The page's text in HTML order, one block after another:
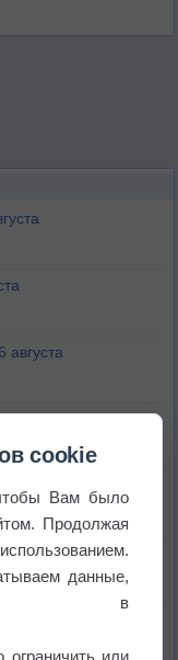
августа
самые жаркие
в ОАЭ превысила
cookie
Вам было
Продолжая
данные,
в
или